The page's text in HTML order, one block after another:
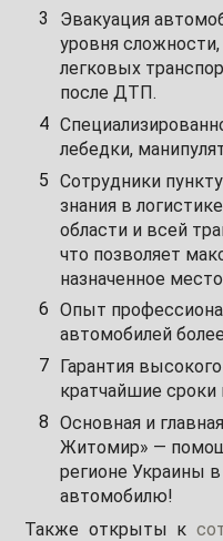
Эвакуация
уровня
легковых
после ДТП.
лебедки,
Сотрудники
знания в
области и всей
что позволяет
назначенное
Опыт
автомобилей
Гарантия
кратчайшие
Основная и
Житомир» —
регионе Украины
автомобилю!
Также открыты к